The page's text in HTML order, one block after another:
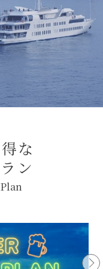
な
ン